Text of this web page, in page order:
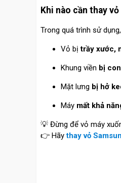
Khi nào cần thay
Trong quá trình sử
Vỏ bịtrầy xước,
Khung viền bị
Mặt lưng bị hở
Máy mất khả
💡 Đừng để vỏ máy
👉 Hãythay vỏ